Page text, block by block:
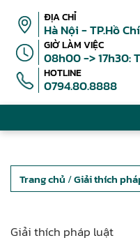
ĐỊA CHỈ
Hà Nội - TP.Hồ
GIỜ LÀM VIỆC
08h00 -> 17h30:
HOTLINE
0794.80.8888
Trang chủ /Giải thích
Giải thích pháp luật